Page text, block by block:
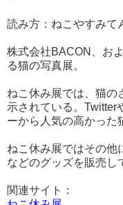
読み方：ねこやすみて
株式会社BACON、お
る猫の写真展。
ねこ休み展では、猫の
示されている。Twitter
ーから人気の高かった
ねこ休み展ではその他
などのグッズを販売し
関連サイト：